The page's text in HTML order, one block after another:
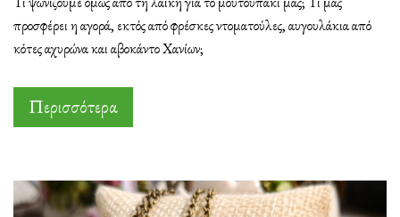
τη
προσφέρει η αγορά, εκτός από φρέσκες ντοματούλες, αυγουλάκια από
κότες αχυρώνα και αβοκάντο Χανίων;
Περισσότερα